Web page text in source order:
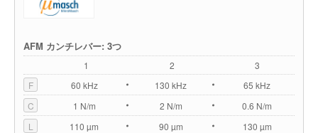
AFM カンチレバー: 3つ
1 2
3
F
60 kHz 130 kHz
65 kHz
C
1 N/m 2 N/m
0.6 N/m
L
110 µm 90 µm 130 µm